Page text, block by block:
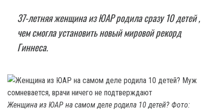
37-летняя женщина из ЮАР родила сразу 10 детей ,
чем смогла установить новый мировой рекорд
Гиннеса.
Женщина из ЮАР на самом деле родила 10 детей? Фото: